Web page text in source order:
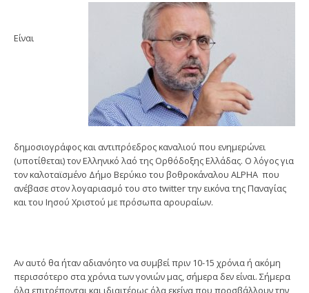
Είναι
δημοσιογράφος και αντιπρόεδρος καναλιού που ενημερώνει
(υποτίθεται) τον Ελληνικό λαό της Ορθόδοξης Ελλάδας. Ο λόγος για
τον καλοταϊσμένο Δήμο Βερύκιο του βοθροκάναλου ALPHA που
ανέβασε στον λογαριασμό του στο twitter την εικόνα της Παναγίας
και του Ιησού Χριστού με πρόσωπα αρουραίων.
Αν αυτό θα ήταν αδιανόητο να συμβεί πριν 10-15 χρόνια ή ακόμη
περισσότερο στα χρόνια των γονιών μας, σήμερα δεν είναι. Σήμερα
όλα επιτρέπονται και ιδιαιτέρως όλα εκείνα που προσβάλλουν την